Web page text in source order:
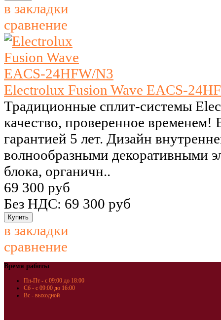
в закладки
сравнение
Electrolux Fusion Wave EACS-
Традиционные сплит-системы
качество, проверенное
гарантией 5 лет. Дизайн
волнообразными декоративными
блока, органичн..
69 300 руб
Без НДС: 69 300 руб
в закладки
сравнение
Время работы
Пн-Пт - с 09:00 до 18:00
Сб - с 09:00 до 16:00
Вс - выходной